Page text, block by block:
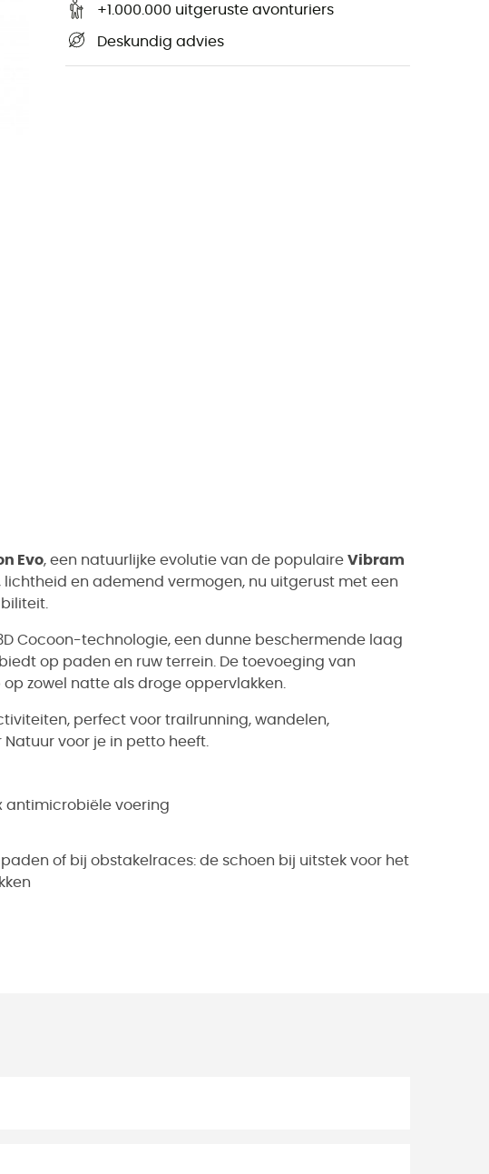
+1.000.000 uitgeruste avonturiers
Deskundig advies
Evo, een natuurlijke evolutie van de populaire Vibram
lichtheid en ademend vermogen, nu uitgerust met een
Cocoon-technologie, een dunne beschermende laag
op paden en ruw terrein. De toevoeging van
zowel natte als droge oppervlakken.
perfect voor trailrunning, wandelen,
voor je in petto heeft.
antimicrobiële voering
of bij obstakelraces: de schoen bij uitstek voor het